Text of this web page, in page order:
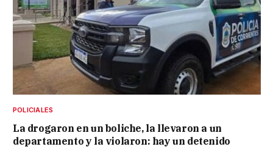
POLICIALES
La drogaron en un boliche, la llevaron a un
departamento y la violaron: hay un detenido